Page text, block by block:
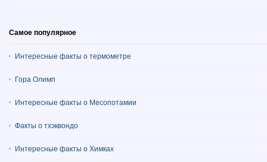
Самое популярное
Интересные факты о термометре
Гора Олимп
Интересные факты о Месопотамии
Факты о тхэквондо
Интересные факты о Химках